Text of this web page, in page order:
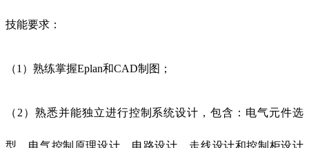
技能要求：
（1）熟练掌握Eplan和CAD制图；
（2）熟悉并能独立进行控制系统设计，包含：电气元件选
型、电气控制原理设计、电路设计、走线设计和控制柜设计